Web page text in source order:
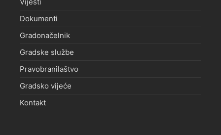
Vijesti
Dokumenti
Gradonačelnik
Gradske službe
Pravobranilaštvo
Gradsko vijeće
Kontakt